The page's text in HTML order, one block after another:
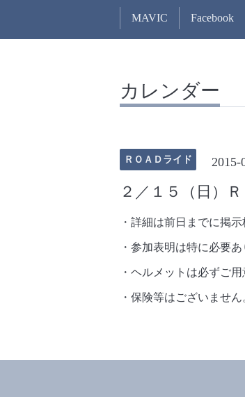
MAVIC Facebook
カレンダー
ＲＯＡＤライド 2015-
２／１５（日）
・詳細は前日までに掲
・参加表明は特に必要
・ヘルメットは必ずご用
・保険等はございませ